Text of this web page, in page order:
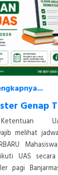
melihat
UAS
pagi